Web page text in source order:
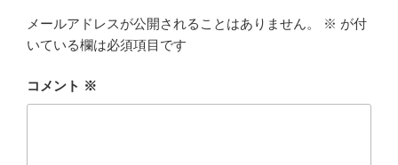
メールアドレスが公開されることはありません。 ※ が付
いている欄は必須項目です
コメント ※